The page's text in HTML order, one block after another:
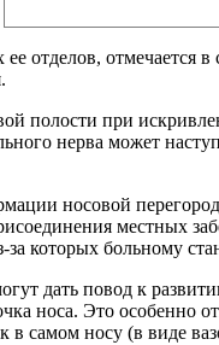
отделов, отмечается
полости при
нерва может
носовой
местных
за которых больному
дать повод к
носа. Это
в самом носу (в виде